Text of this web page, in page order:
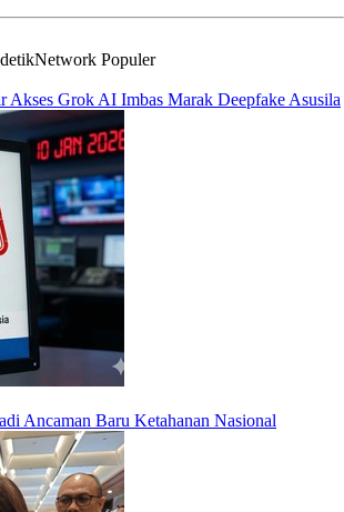
detikNetwork Populer
Grok AI Imbas Marak Deepfake Asusila
Ancaman Baru Ketahanan Nasional